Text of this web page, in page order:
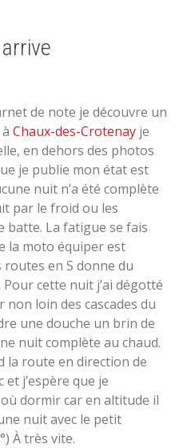
de note je découvre un
Chaux-des-Crotenay je
en dehors des photos
je publie mon état est
nuit n’a été complète
par le froid ou les
batte. La fatigue se fais
la moto équiper est
en S donne du
cette nuit j’ai dégotté
loin des cascades du
une douche un brin de
nuit complète au chaud.
la route en direction de
j’espère que je
dormir car en altitude il
nuit avec le petit
À très vite.